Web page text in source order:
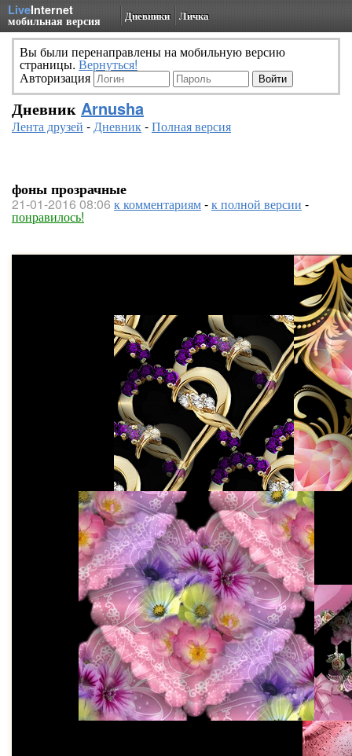
LiveInternet
мобильная версия Дневники Личка
Вы были перенаправлены на мобильную версию
страницы. Вернуться!
Авторизация
Дневник Arnusha
Лента друзей -Дневник-Полная версия
фоны прозрачные
21-01-2016 08:06 к комментариям-к полной версии -
понравилось!